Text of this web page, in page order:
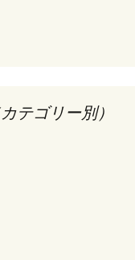
ゴリー別）